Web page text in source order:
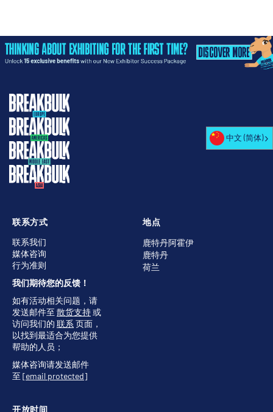
地点
鹿特丹阿霍伊
鹿特丹
荷兰
开放时间
联系方式
联系我们
媒体咨询
行为准则
我们期待您的反馈！
如有活动相关问题，请
发送邮件至 散货支持或
访问我们的 联系 页面，
以找到最适合为您提供
帮助的人员；
媒体咨询请发送邮件
至 [email protected]
中文 (简体)